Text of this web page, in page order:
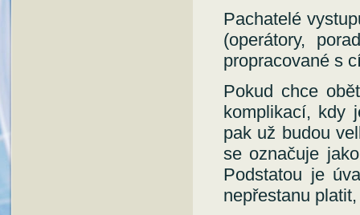
Pachatelé
(operátory,
propracované s
Pokud chce
komplikací, kdy
pak už budou
se označuje
Podstatou je
nepřestanu